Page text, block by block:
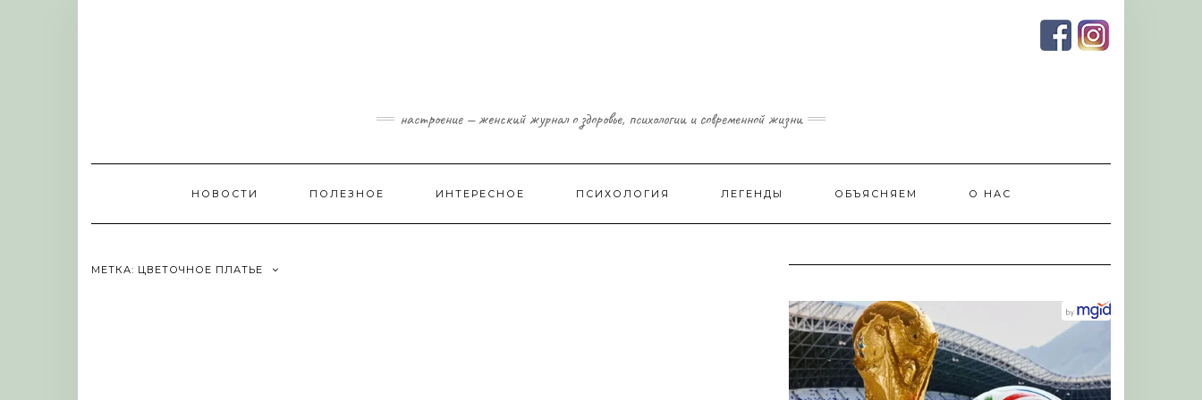
настроение — женский журнал о здоровье, психологии и современной жизни
НОВОСТИ ПОЛЕЗНОЕ ИНТЕРЕСНОЕ ПСИХОЛОГИЯ ЛЕГЕНДЫ ОБЪЯСНЯЕМ О НАС
МЕТКА: ЦВЕТОЧНОЕ ПЛАТЬЕ